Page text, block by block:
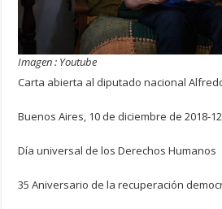
Imagen : Youtube
Carta abierta al diputado nacional
Buenos Aires, 10 de diciembre de 2018-
Día universal de los Derechos Humanos
35 Aniversario de la recuperación